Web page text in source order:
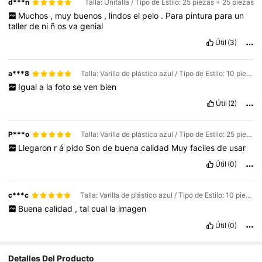
d***n Talla: Unitalla / Tipo de Estilo: 25 piezas + 25 piezas
Muchos , muy buenos , lindos el pelo . Para pintura para un
tallerde ni ñosvagenial
Útil (3)
a***8 Talla: Varilla de plástico azul / Tipo de Estilo: 10 piezas puntiagudas
Igual a la foto se ven bien
Útil (2)
P***o Talla: Varilla de plástico azul / Tipo de Estilo: 25 piezas + 25 piezas
Llegaron r á pido Son de buena calidad Muy faciles de usar
Útil (0)
c***c Talla: Varilla de plástico azul / Tipo de Estilo: 10 piezas de cabeza plana
Buena calidad , tal cual la imagen
Útil (0)
Detalles Del Producto
4,86